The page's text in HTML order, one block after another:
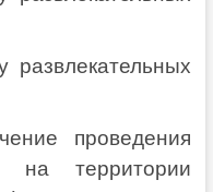
проведения
на территории